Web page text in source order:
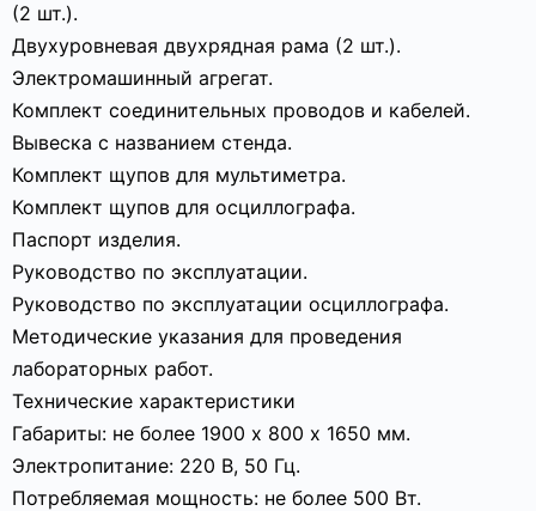
(2 шт.).
Двухуровневая двухрядная рама (2 шт.).
Электромашинный агрегат.
Комплект соединительных проводов и кабелей.
Вывеска с названием стенда.
Комплект щупов для мультиметра.
Комплект щупов для осциллографа.
Паспорт изделия.
Руководство по эксплуатации.
Руководство по эксплуатации осциллографа.
Методические указания для проведения
лабораторных работ.
Технические характеристики
Габариты: не более 1900 х 800 х 1650 мм.
Электропитание: 220 В, 50 Гц.
Потребляемая мощность: не более 500 Вт.